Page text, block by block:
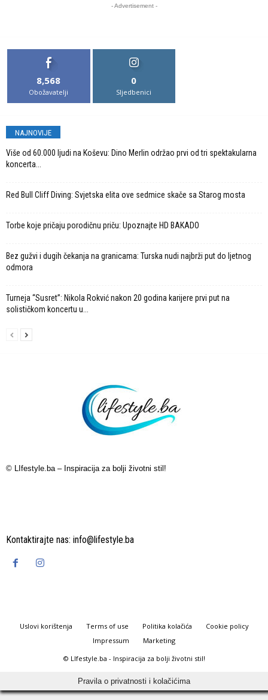
- Advertisement -
8,568
Obožavatelji
0
Sljedbenici
NAJNOVIJE
Više od 60.000 ljudi na Koševu: Dino Merlin održao prvi od tri spektakularna
koncerta...
Red Bull Cliff Diving: Svjetska elita ove sedmice skače sa Starog mosta
Torbe koje pričaju porodičnu priču: Upoznajte HD BAKADO
Bez gužvi i dugih čekanja na granicama: Turska nudi najbrži put do ljetnog
odmora
Turneja “Susret”: Nikola Rokvić nakon 20 godina karijere prvi put na
solističkom koncertu u...
© LIfestyle.ba – Inspiracija za bolji životni stil!
Kontaktirajte nas: info@lifestyle.ba
Uslovi korištenja Terms of use Politika kolačića
Cookie policy
Impressum
Marketing
© LIfestyle.ba - Inspiracija za bolji životni stil!
Pravila o privatnosti i kolačićima